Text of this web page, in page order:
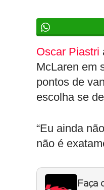
Oscar Piastri
McLaren em
pontos de
escolha se
“Eu ainda
não é
Faça